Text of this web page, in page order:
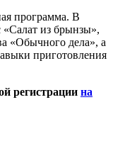
программа. В
«Салат из брынзы»,
«Обычного дела», а
приготовления
регистрации на